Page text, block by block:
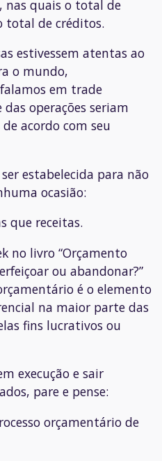
nas quais o total de
total de créditos.
estivessem atentas ao
o mundo,
em trade
operações seriam
acordo com seu
estabelecida para não
ocasião:
que receitas.
no livro “Orçamento
ou abandonar?”
é o elemento
na maior parte das
fins lucrativos ou
execução e sair
pare e pense:
orçamentário de